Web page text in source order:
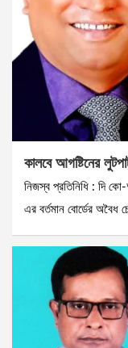
কালবে আগষ্টিনের
নিজস্ব প্রতিনিধি : দি
এর বর্তমান বোর্ডের অবৈধ